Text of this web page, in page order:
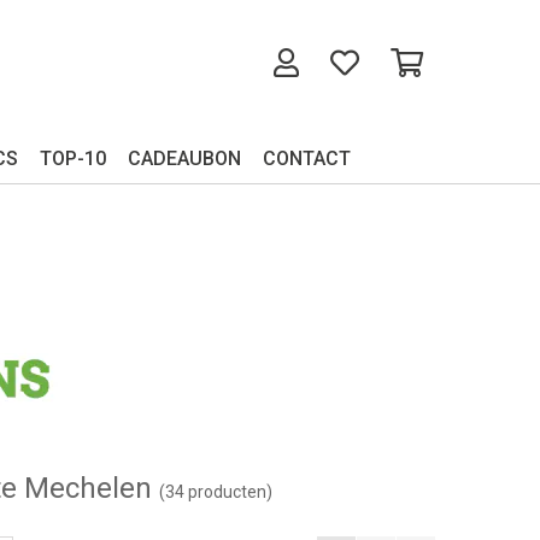
TOP-10 CADEAUBON CONTACT
Mechelen (34 producten)